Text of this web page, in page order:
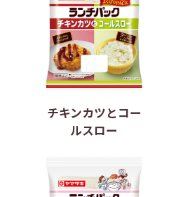
チキンカツとコー
ルスロー